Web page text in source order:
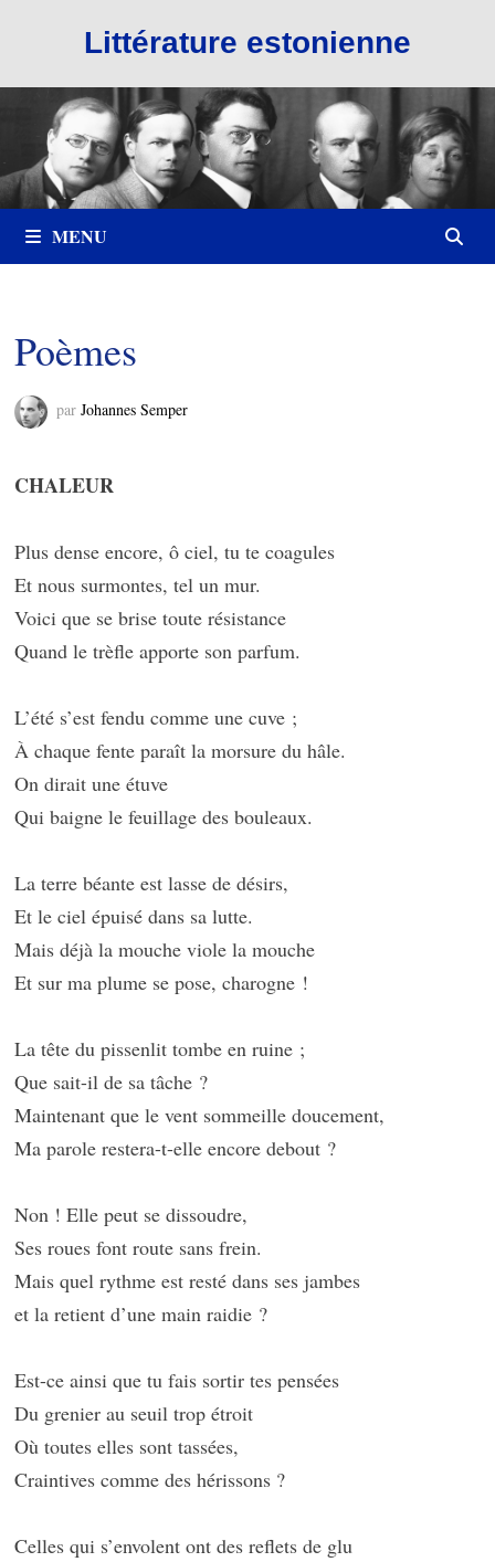
Littérature estonienne
MENU
Poèmes
parJohannes Semper
CHALEUR
Plus dense encore, ô ciel, tu te coagules
Et nous surmontes, tel un mur.
Voici que se brise toute résistance
Quand le trèfle apporte son parfum.
L’été s’est fendu comme une cuve ;
À chaque fente paraît la morsure du hâle.
On dirait une étuve
Qui baigne le feuillage des bouleaux.
La terre béante est lasse de désirs,
Et le ciel épuisé dans sa lutte.
Mais déjà la mouche viole la mouche
Et sur ma plume se pose, charogne !
La tête du pissenlit tombe en ruine ;
Que sait-il de sa tâche ?
Maintenant que le vent sommeille doucement,
Ma parole restera-t-elle encore debout ?
Non ! Elle peut se dissoudre,
Ses roues font route sans frein.
Mais quel rythme est resté dans ses jambes
et la retient d’une main raidie ?
Est-ce ainsi que tu fais sortir tes pensées
Du grenier au seuil trop étroit
Où toutes elles sont tassées,
Craintives comme des hérissons ?
Celles qui s’envolent ont des reflets de glu